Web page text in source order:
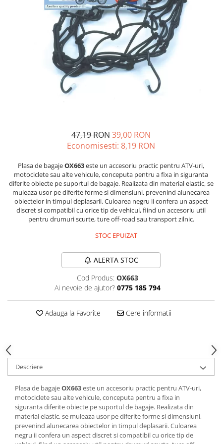
GOES MY 2026
MODEL ATV CAN-AM
Can-Am Outlander
Can-Am Renegade
CAN-AM MY 2026
600 - 800 cmc. (29)
SXS
MOTOCICLETE
SKIJET
ECHIPAMENTE
CROSS ENDURO
Casti
Ochelari
Manusi
Tricouri
ACCESORII MOTO
ACCESORII IARNA ATV / SSV
SUPORT SKIJET
ACCESORII ATV
ANVELOPE ATV
47,19 RON39,00 RON
Economisesti: 8,19 RON
Plasa de bagajeOX663este un accesoriu practic pentru ATV-uri,
motociclete sau alte vehicule, conceputa pentru a fixa in siguranta
diferite obiecte pe suportul de bagaje. Realizata din material elastic, se
muleaza usor pe diferite forme si dimensiuni, prevenind alunecarea
obiectelor in timpul deplasarii. Culoarea negru ii confera un aspect
discret si compatibil cu orice tip de vehicul, fiind un accesoriu util
pentru drumuri scurte, ture off-road sau transport zilnic.
STOC EPUIZAT
ALERTA STOC
Cod Produs: OX663
Ai nevoie de ajutor? 0775 185 794
Adauga la Favorite Cere informatii
Descriere
Plasa de bagajeOX663este un accesoriu practic pentru ATV-uri,
motociclete sau alte vehicule, conceputa pentru a fixa in
siguranta diferite obiecte pe suportul de bagaje. Realizata din
material elastic, se muleaza usor pe diferite forme si dimensiuni,
prevenind alunecarea obiectelor in timpul deplasarii. Culoarea
negru ii confera un aspect discret si compatibil cu orice tip de